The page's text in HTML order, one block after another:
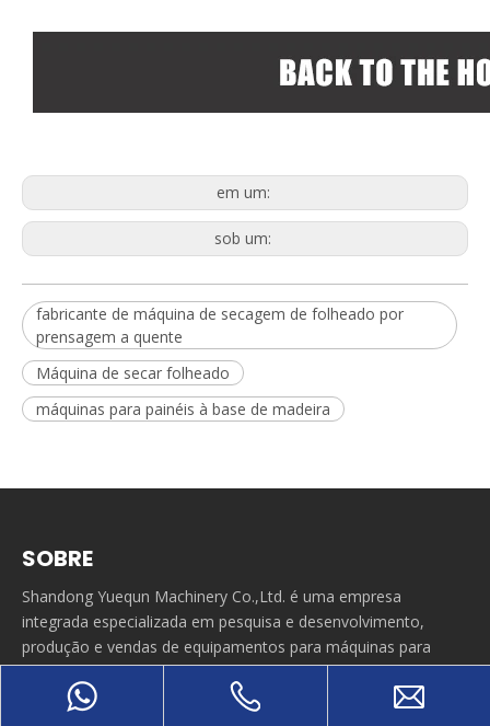
em um:
sob um:
fabricante de máquina de secagem de folheado por
prensagem a quente
Máquina de secar folheado
máquinas para painéis à base de madeira
SOBRE
Shandong Yuequn Machinery Co.,Ltd. é uma empresa
integrada especializada em pesquisa e desenvolvimento,
produção e vendas de equipamentos para máquinas para
painéis à base de madeira.